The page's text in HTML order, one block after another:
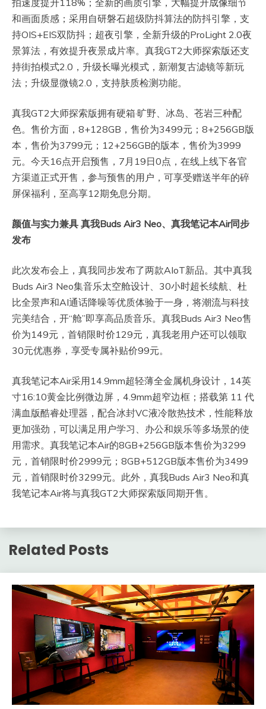
拍速度提升118%；全新的画质引擎，大幅提升成像细节
和画面质感；采用自研磐石超级防抖算法的防抖引擎，支
持OIS+EIS双防抖；超夜引擎，全新升级的ProLight 2.0夜
景算法，有效提升夜景成片率。真我GT2大师探索版还支
持街拍模式2.0，升级长曝光模式，新潮复古滤镜等新玩
法；升级显微镜2.0，支持肤质检测功能。
真我GT2大师探索版拥有硬箱·旷野、冰岛、苍岩三种配
色。售价方面，8+128GB，售价为3499元；8+256GB版
本，售价为3799元；12+256GB的版本，售价为3999
元。今天16点开启预售，7月19日0点，在线上线下各官
方渠道正式开售，参与预售的用户，可享受赠送半年的碎
屏保福利，至高享12期免息分期。
颜值与实力兼具 真我Buds Air3 Neo、真我笔记本Air同步
发布
此次发布会上，真我同步发布了两款AIoT新品。其中真我
Buds Air3 Neo集音乐太空舱设计、30小时超长续航、杜
比全景声和AI通话降噪等优质体验于一身，将潮流与科技
完美结合，开“舱”即享高品质音乐。真我Buds Air3 Neo售
价为149元，首销限时价129元，真我老用户还可以领取
30元优惠券，享受专属补贴价99元。
真我笔记本Air采用14.9mm超轻薄全金属机身设计，14英
寸16:10黄金比例微边屏，4.9mm超窄边框；搭载第 11 代
满血版酷睿处理器，配合冰封VC液冷散热技术，性能释放
更加强劲，可以满足用户学习、办公和娱乐等多场景的使
用需求。真我笔记本Air的8GB+256GB版本售价为3299
元，首销限时价2999元；8GB+512GB版本售价为3499
元，首销限时价3299元。此外，真我Buds Air3 Neo和真
我笔记本Air将与真我GT2大师探索版同期开售。
Related Posts